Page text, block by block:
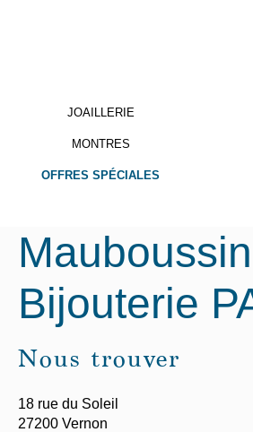
JOAILLERIE
MONTRES
OFFRES SPÉCIALES
Mauboussin
Bijouterie
Nous trouver
18 rue du Soleil
27200 Vernon